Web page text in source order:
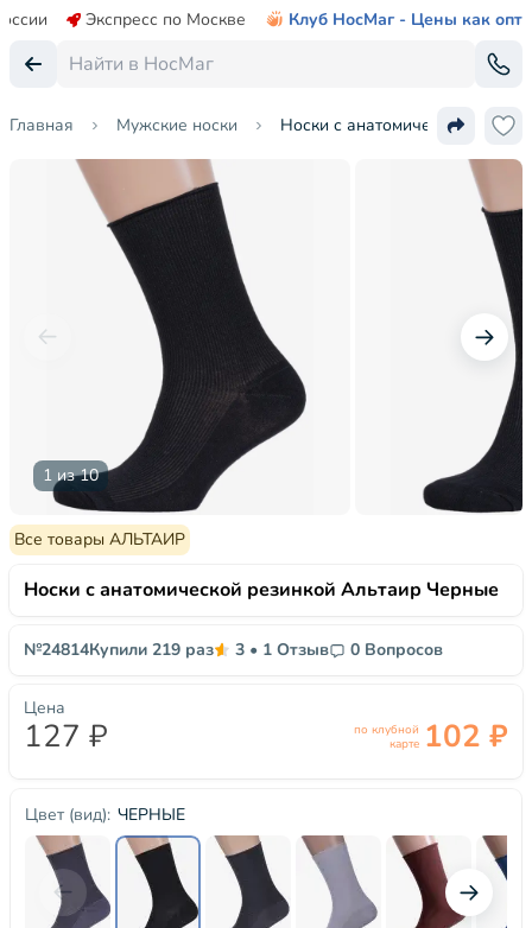
Экспресс по Москве Клуб НосМаг - Цены как опт
Главная Мужские носки Носки с анатомической
1 из 10
Все товары АЛЬТАИР
Носки с анатомической резинкой Альтаир Черные
№24814Купили 219 раз 3 • 1 Отзыв 0 Вопросов
Цвет (вид): ЧЕРНЫЕ
Цена
127 ₽
по клубной
карте 102 ₽